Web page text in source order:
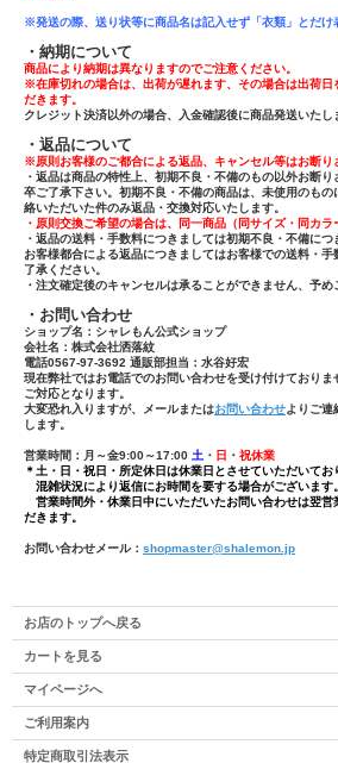
※発送の際、送り状等に商品名は記入せず「衣類」とだけ
・納期について
商品により納期は異なりますのでご注意ください。
※在庫切れの場合は、出荷が遅れます、その場合は出荷日
だきます。
クレジット決済以外の場合、入金確認後に商品発送いたし
・返品について
※原則お客様のご都合による返品、キャンセル等はお断り
・返品は商品の特性上、初期不良・不備のもの以外お断
卒ご了承下さい。初期不良・不備の商品は、未使用のも
絡いただいた件のみ返品・交換対応いたします。
・原則交換ご希望の場合は、同一商品（同サイズ・同カラ
・返品の送料・手数料につきましては初期不良・不備に
お客様都合による返品につきましてはお客様での送料・
了承ください。
・注文確定後のキャンセルは承ることができません、予め
・お問い合わせ
ショップ名：シャレもん公式ショップ
会社名：株式会社洒落紋
電話0567-97-3692 通販部担当：水谷好宏
現在弊社ではお電話でのお問い合わせを受け付けており
ご対応となります。
大変恐れ入りますが、メールまたはお問い合わせよりご連
します。
営業時間：月～金9:00～17:00 土 ・ 日 ・ 祝休業
＊土・日・祝日・所定休日は休業日とさせていただいてお
混雑状況により返信にお時間を要する場合がございます。
営業時間外・休業日中にいただいたお問い合わせは翌営
だきます。
お問い合わせメール： shopmaster@shalemon.jp
お店のトップへ戻る
カートを見る
マイページへ
ご利用案内
特定商取引法表示